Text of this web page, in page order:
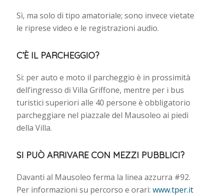
Sì, ma solo di tipo amatoriale; sono invece vietate
le riprese video e le registrazioni audio.
C’È IL PARCHEGGIO?
Si: per auto e moto il parcheggio è in prossimità
dell’ingresso di Villa Griffone, mentre per i bus
turistici superiori alle 40 persone è obbligatorio
parcheggiare nel piazzale del Mausoleo ai piedi
della Villa.
SI PUÒ ARRIVARE CON MEZZI PUBBLICI?
Davanti al Mausoleo ferma la linea azzurra #92.
Per informazioni su percorso e orari: www.tper.it